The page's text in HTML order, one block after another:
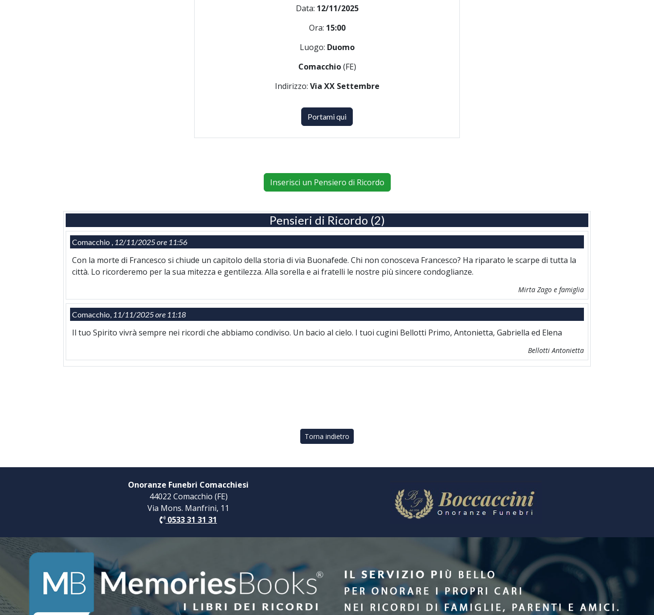
Data: 12/11/2025
Ora: 15:00
Luogo: Duomo
Comacchio(FE)
Indirizzo: Via XX Settembre
Portami qui
Inserisci un Pensiero di Ricordo
Pensieri di Ricordo (2)
Comacchio , 12/11/2025 ore 11:56
Con la morte di Francesco si chiude un capitolo della storia di via Buonafede. Chi non conosceva Francesco? Ha riparato le scarpe di tutta la
città. Lo ricorderemo per la sua mitezza e gentilezza. Alla sorella e ai fratelli le nostre più sincere condoglianze.
Mirta Zago e famiglia
Comacchio, 11/11/2025 ore 11:18
Il tuo Spirito vivrà sempre nei ricordi che abbiamo condiviso. Un bacio al cielo. I tuoi cugini Bellotti Primo, Antonietta, Gabriella ed Elena
Bellotti Antonietta
Torna indietro
Onoranze Funebri Comacchiesi
44022 Comacchio (FE)
Via Mons. Manfrini, 11
0533 31 31 31